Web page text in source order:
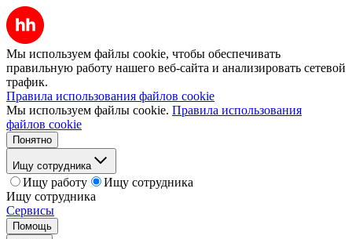
Мы используем файлы cookie, чтобы обеспечивать
правильную работу нашего веб-сайта и анализировать сетевой
трафик.
Правила использования файлов cookie
Мы используем файлы cookie. Правила использования
файлов cookie
Понятно
Ищу сотрудника
Ищу работу
Ищу сотрудника
Ищу сотрудника
Сервисы
Помощь